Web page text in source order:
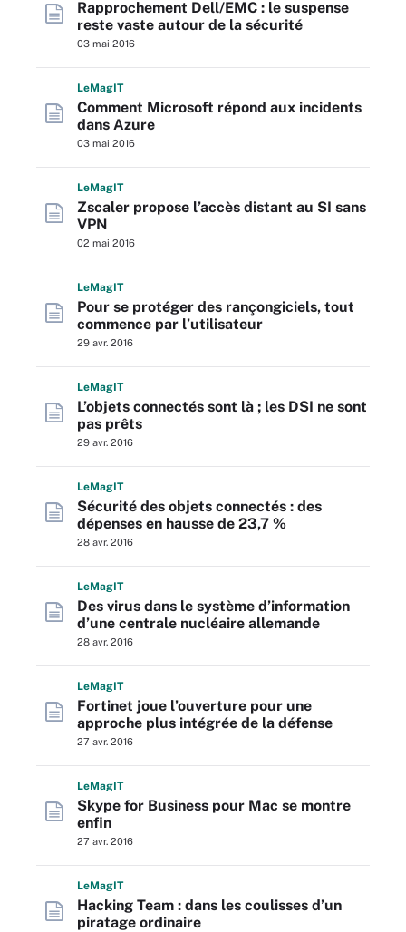
Rapprochement Dell/EMC : le suspense
reste vaste autour de la sécurité
03 mai 2016
LeMagIT
Comment Microsoft répond aux incidents
dans Azure
03 mai 2016
LeMagIT
Zscaler propose l’accès distant au SI sans
VPN
02 mai 2016
LeMagIT
Pour se protéger des rançongiciels, tout
commence par l’utilisateur
29 avr. 2016
LeMagIT
L’objets connectés sont là ; les DSI ne sont
pas prêts
29 avr. 2016
LeMagIT
Sécurité des objets connectés : des
dépenses en hausse de 23,7 %
28 avr. 2016
LeMagIT
Des virus dans le système d’information
d’une centrale nucléaire allemande
28 avr. 2016
LeMagIT
Fortinet joue l’ouverture pour une
approche plus intégrée de la défense
27 avr. 2016
LeMagIT
Skype for Business pour Mac se montre
enfin
27 avr. 2016
LeMagIT
Hacking Team : dans les coulisses d’un
piratage ordinaire